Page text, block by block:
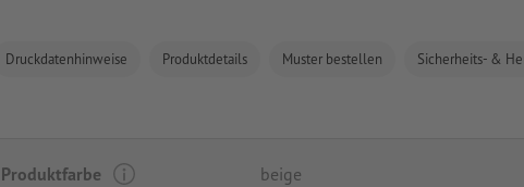
Druckdatenhinweise Produktdetails Muster bestellen Sicherheits- &
Produktfarbe beige